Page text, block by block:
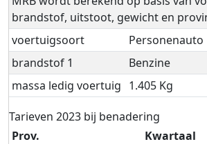
brandstof, uitstoot, gewicht en
voertuigsoort
Personenauto
brandstof 1
Benzine
massa ledig voertuig 1.405 Kg
Tarieven 2023 bij benadering
Prov.
Kwartaal